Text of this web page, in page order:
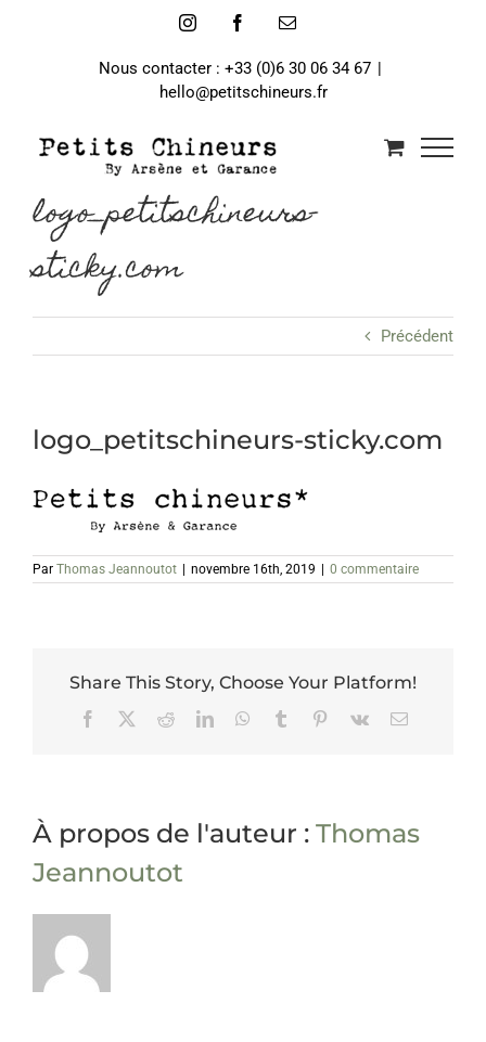
InstagramFacebookEmail
Nous contacter : +33 (0)6 30 06 34 67 |
hello@petitschineurs.fr
logo_petitschineurs-
sticky.com
Précédent
logo_petitschineurs-sticky.com
Par Thomas Jeannoutot novembre 16th, 2019 0 commentaire
Share This Story, Choose Your Platform!
Facebook RedditLinkedInWhatsApp
Tumblr Pinterest
Vk Email
À propos de l'auteur : Thomas
Jeannoutot